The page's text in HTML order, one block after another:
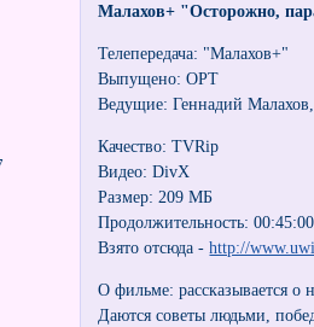
Малахов+ "Осторожно,
Телепередача: "Малахов+"
Выпущено: ОРТ
Ведущие: Геннадий
Качество: TVRip
Видео: DivX
Размер: 209 МБ
Продолжительность: 00:45:00
Взято отсюда -http://
О фильме: рассказывается о
Даются советы людьми,